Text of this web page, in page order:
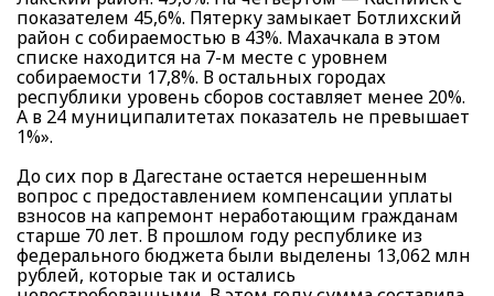
показателем 45,6%. Пятерку замыкает Ботлихский
район с собираемостью в 43%. Махачкала в этом
списке находится на 7-м месте с уровнем
собираемости 17,8%. В остальных городах
республики уровень сборов составляет менее 20%.
А в 24 муниципалитетах показатель не превышает
1%».
До сих пор в Дагестане остается нерешенным
вопрос с предоставлением компенсации уплаты
взносов на капремонт неработающим гражданам
старше 70 лет. В прошлом году республике из
федерального бюджета были выделены 13,062 млн
рублей, которые так и остались